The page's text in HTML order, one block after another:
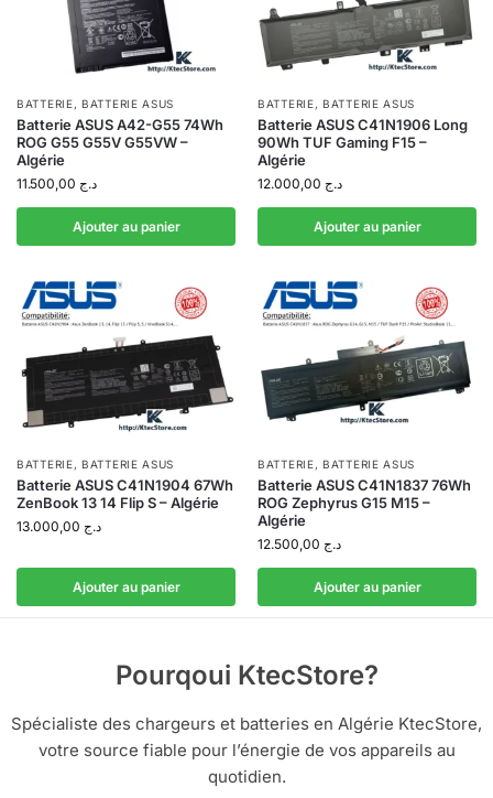
BATTERIE,BATTERIE ASUS
Batterie ASUS A42-G55 74Wh
ROG G55 G55V G55VW –
Algérie
د.ج
Ajouter au panier
BATTERIE,BATTERIE ASUS
Batterie ASUS C41N1906 Long
90Wh TUF Gaming F15 –
Algérie
د.ج
Ajouter au panier
BATTERIE,BATTERIE ASUS
Batterie ASUS C41N1904 67Wh
ZenBook 13 14 Flip S – Algérie
د.ج
Ajouter au panier
BATTERIE,BATTERIE ASUS
Batterie ASUS C41N1837 76Wh
ROG Zephyrus G15 M15 –
Algérie
د.ج
Ajouter au panier
Pourqoui KtecStore?
Spécialiste des chargeurs et batteries en Algérie KtecStore,
votre source fiable pour l’énergie de vos appareils au
quotidien.